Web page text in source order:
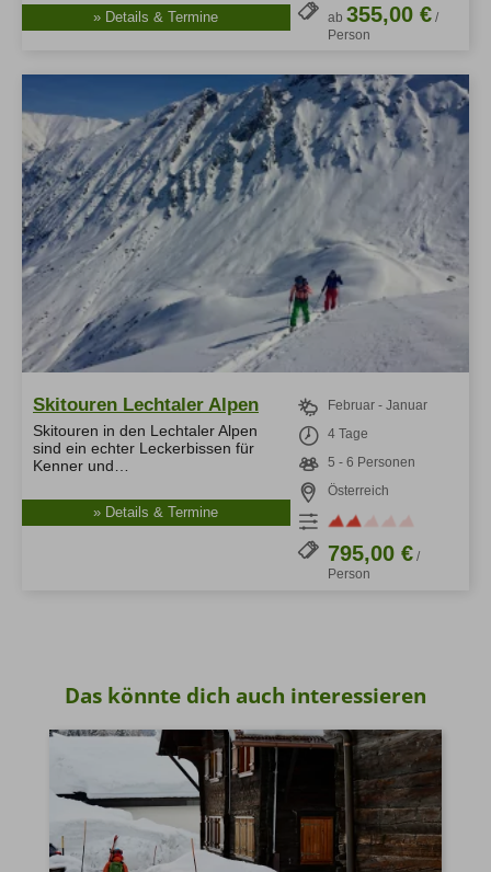
» Details & Termine ab 355,00 €/
Person
Skitouren Lechtaler Alpen
Skitouren in den Lechtaler Alpen
sind ein echter Leckerbissen für
Kenner und…
» Details & Termine
Februar - Januar
4 Tage
5 - 6 Personen
Österreich
795,00 €/
Person
Das könnte dich auch interessieren